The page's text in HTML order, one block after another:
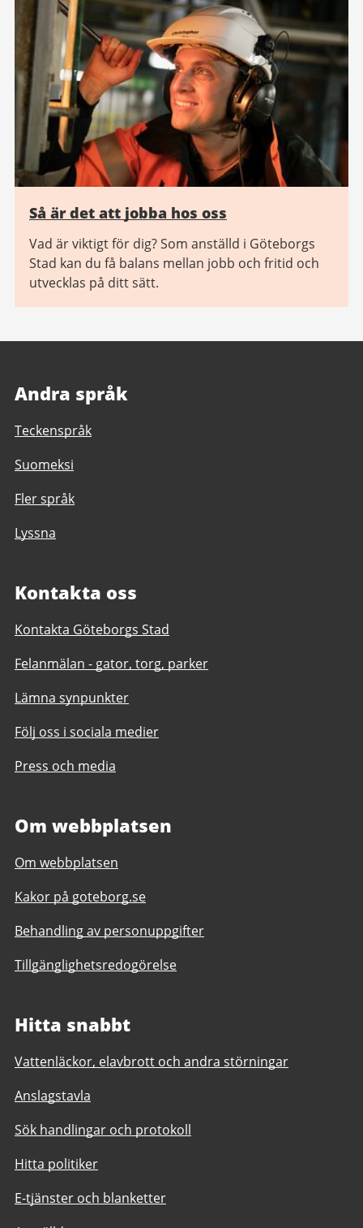
Så är det att jobba hos oss
Vad är viktigt för dig? Som anställd i Göteborgs
Stad kan du få balans mellan jobb och fritid och
utvecklas på ditt sätt.
Andra språk
Teckenspråk
Suomeksi
Fler språk
Lyssna
Kontakta oss
Kontakta Göteborgs Stad
Felanmälan - gator, torg, parker
Lämna synpunkter
Följ oss i sociala medier
Press och media
Om webbplatsen
Om webbplatsen
Kakor på goteborg.se
Behandling av personuppgifter
Tillgänglighetsredogörelse
Hitta snabbt
Vattenläckor, elavbrott och andra störningar
Anslagstavla
Sök handlingar och protokoll
Hitta politiker
E-tjänster och blanketter